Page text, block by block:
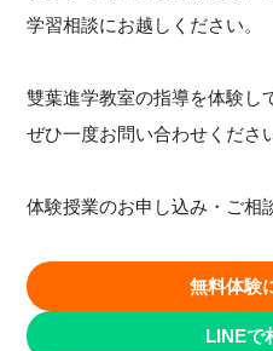
学習相談にお越しください。
雙葉進学教室の指導を体験し
ぜひ一度お問い合わせくださ
体験授業のお申し込み・ご相
無料体験
LINEで